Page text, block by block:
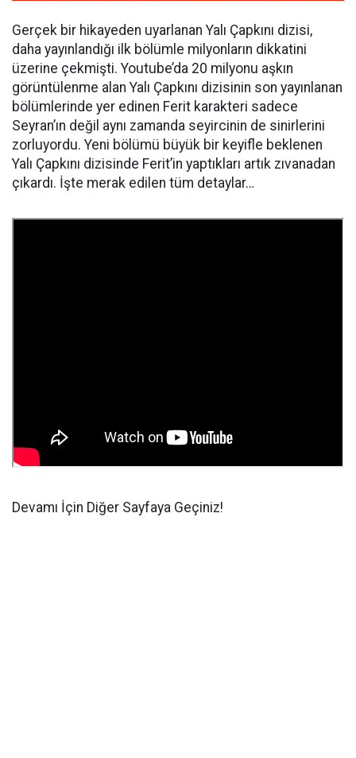
Gerçek bir hikayeden uyarlanan Yalı Çapkını dizisi,
daha yayınlandığı ilk bölümle milyonların dikkatini
üzerine çekmişti. Youtube’da 20 milyonu aşkın
görüntülenme alan Yalı Çapkını dizisinin son yayınlanan
bölümlerinde yer edinen Ferit karakteri sadece
Seyran’ın değil aynı zamanda seyircinin de sinirlerini
zorluyordu. Yeni bölümü büyük bir keyifle beklenen
Yalı Çapkını dizisinde Ferit’in yaptıkları artık zıvanadan
çıkardı. İşte merak edilen tüm detaylar…
Devamı İçin Diğer Sayfaya Geçiniz!